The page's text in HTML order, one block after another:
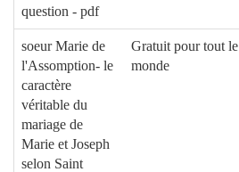
question - pdf
soeur Marie de
l'Assomption- le
caractère
véritable du
mariage de
Marie et Joseph
selon Saint
Gratuit pour tout le
monde